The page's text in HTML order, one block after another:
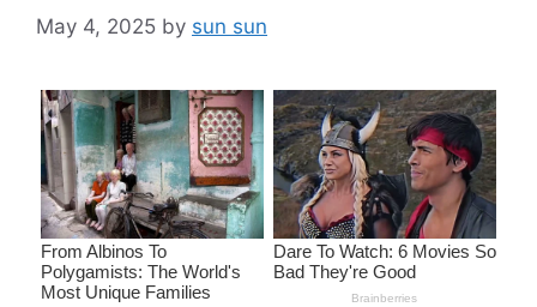
May 4, 2025 by sun sun